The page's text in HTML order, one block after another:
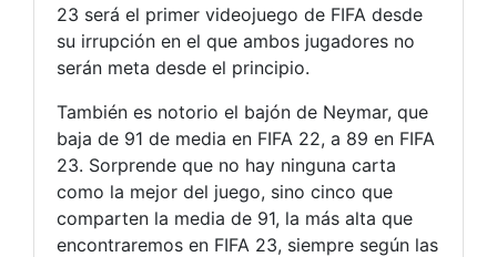
23 será el primer videojuego de FIFA desde
su irrupción en el que ambos jugadores no
serán meta desde el principio.
También es notorio el bajón de Neymar, que
baja de 91 de media en FIFA 22, a 89 en FIFA
23. Sorprende que no hay ninguna carta
como la mejor del juego, sino cinco que
comparten la media de 91, la más alta que
encontraremos en FIFA 23, siempre según las